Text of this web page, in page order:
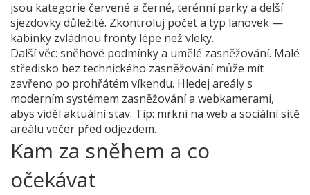
jsou kategorie červené a černé, terénní parky a delší
sjezdovky důležité. Zkontroluj počet a typ lanovek —
kabinky zvládnou fronty lépe než vleky.
Další věc: sněhové podmínky a umělé zasněžování. Malé
středisko bez technického zasněžování může mít
zavřeno po prohřátém víkendu. Hledej areály s
moderním systémem zasněžování a webkamerami,
abys viděl aktuální stav. Tip: mrkni na web a sociální sítě
areálu večer před odjezdem.
Kam za sněhem a co
očekávat